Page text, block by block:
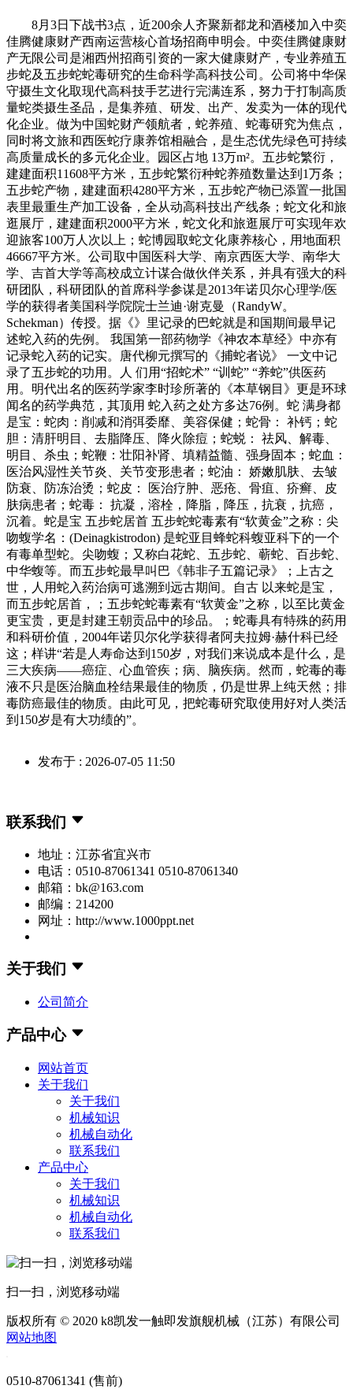
8月3日下战书3点，近200余人齐聚新都龙和酒楼加入中奕
佳腾健康财产西南运营核心首场招商申明会。中奕佳腾健康财
产无限公司是湘西州招商引资的一家大健康财产，专业养殖五
步蛇及五步蛇蛇毒研究的生命科学高科技公司。公司将中华保
守摄生文化取现代高科技手艺进行完满连系，努力于打制高质
量蛇类摄生圣品，是集养殖、研发、出产、发卖为一体的现代
化企业。做为中国蛇财产领航者，蛇养殖、蛇毒研究为焦点，
同时将文旅和西医蛇疗康养馆相融合，是生态优先绿色可持续
高质量成长的多元化企业。园区占地 13万m²。五步蛇繁衍，
建建面积11608平方米，五步蛇繁衍种蛇养殖数量达到1万条；
五步蛇产物，建建面积4280平方米，五步蛇产物已添置一批国
表里最重生产加工设备，全从动高科技出产线条；蛇文化和旅
逛展厅，建建面积2000平方米，蛇文化和旅逛展厅可实现年欢
迎旅客100万人次以上；蛇博园取蛇文化康养核心，用地面积
46667平方米。公司取中国医科大学、南京西医大学、南华大
学、吉首大学等高校成立计谋合做伙伴关系，并具有强大的科
研团队，科研团队的首席科学参谋是2013年诺贝尔心理学/医
学的获得者美国科学院院士兰迪·谢克曼（RandyW。
Schekman）传授。据《》里记录的巴蛇就是和国期间最早记
述蛇入药的先例。 我国第一部药物学《神农本草经》中亦有
记录蛇入药的记实。唐代柳元撰写的《捕蛇者说》 一文中记
录了五步蛇的功用。人 们用“招蛇术” “训蛇” “养蛇”供医药
用。明代出名的医药学家李时珍所著的《本草钢目》更是环球
闻名的药学典范，其顶用 蛇入药之处方多达76例。蛇 满身都
是宝：蛇肉：削减和消弭委靡、美容保健；蛇骨： 补钙；蛇
胆：清肝明目、去脂降压、降火除痘；蛇蜕： 祛风、解毒、
明目、杀虫；蛇鞭：壮阳补肾、填精益髓、强身固本；蛇血：
医治风湿性关节炎、关节变形患者；蛇油： 娇嫩肌肤、去皱
防衰、防冻治烫；蛇皮： 医治疗肿、恶疮、骨疽、疥癣、皮
肤病患者；蛇毒： 抗凝，溶栓，降脂，降压，抗衰，抗癌，
沉着。蛇是宝 五步蛇居首 五步蛇蛇毒素有“软黄金”之称：尖
吻蝮学名：(Deinagkistrodon) 是蛇亚目蜂蛇科蝮亚科下的一个
有毒单型蛇。尖吻蝮；又称白花蛇、五步蛇、蕲蛇、百步蛇、
中华蝮等。而五步蛇最早叫巴《韩非子五篇记录》；上古之
世，人用蛇入药治病可逃溯到远古期间。自古 以来蛇是宝，
而五步蛇居首，；五步蛇蛇毒素有“软黄金”之称，以至比黄金
更宝贵，更是封建王朝贡品中的珍品。；蛇毒具有特殊的药用
和科研价值，2004年诺贝尔化学获得者阿夫拉姆·赫什科已经
这；样讲“若是人寿命达到150岁，对我们来说成本是什么，是
三大疾病——癌症、心血管疾；病、脑疾病。然而，蛇毒的毒
液不只是医治脑血栓结果最佳的物质，仍是世界上纯天然；排
毒防癌最佳的物质。由此可见，把蛇毒研究取使用好对人类活
到150岁是有大功绩的”。
发布于 : 2026-07-05 11:50
联系我们
地址：江苏省宜兴市
电话：0510-87061341 0510-87061340
邮箱：bk@163.com
邮编：214200
网址：http://www.1000ppt.net
关于我们
公司简介
产品中心
网站首页
关于我们
关于我们
机械知识
机械自动化
联系我们
产品中心
关于我们
机械知识
机械自动化
联系我们
扫一扫，浏览移动端
版权所有 © 2020 k8凯发一触即发旗舰机械（江苏）有限公司
网站地图
0510-87061341 (售前)